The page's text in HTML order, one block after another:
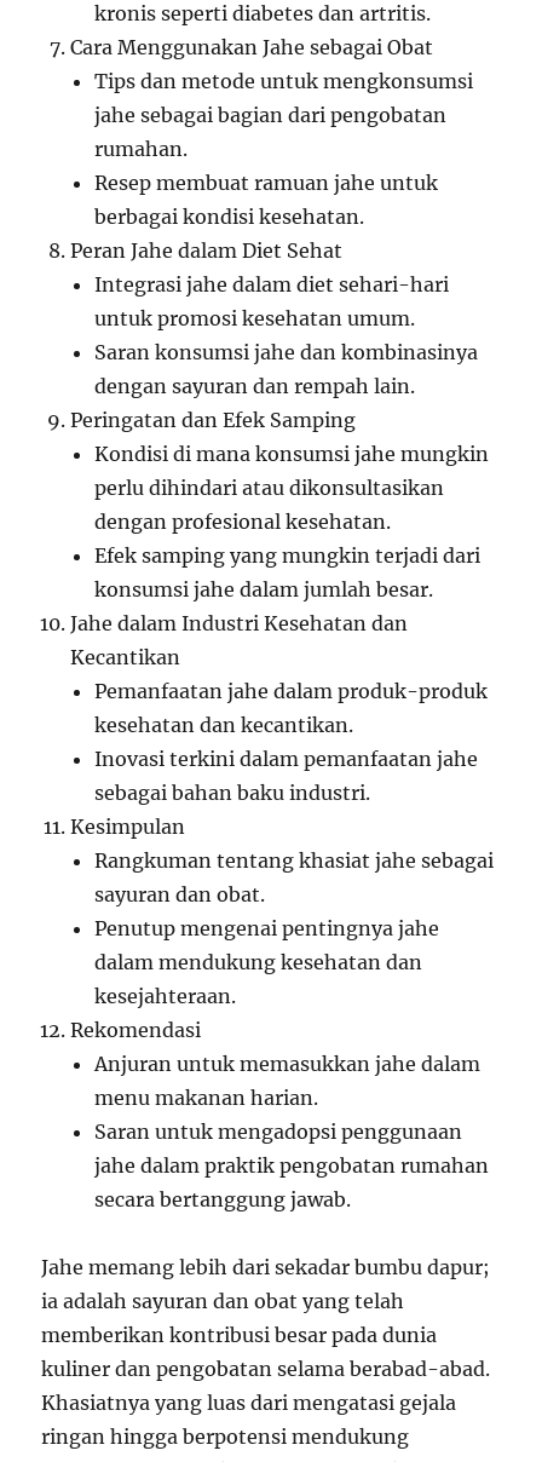
kronis seperti diabetes dan artritis.
Cara Menggunakan Jahe sebagai Obat
Tips dan metode untuk mengkonsumsi
jahe sebagai bagian dari pengobatan
rumahan.
Resep membuat ramuan jahe untuk
berbagai kondisi kesehatan.
Peran Jahe dalam Diet Sehat
Integrasi jahe dalam diet sehari-hari
untuk promosi kesehatan umum.
Saran konsumsi jahe dan kombinasinya
dengan sayuran dan rempah lain.
Peringatan dan Efek Samping
Kondisi di mana konsumsi jahe mungkin
perlu dihindari atau dikonsultasikan
dengan profesional kesehatan.
Efek samping yang mungkin terjadi dari
konsumsi jahe dalam jumlah besar.
Jahe dalam Industri Kesehatan dan
Kecantikan
Pemanfaatan jahe dalam produk-produk
kesehatan dan kecantikan.
Inovasi terkini dalam pemanfaatan jahe
sebagai bahan baku industri.
Kesimpulan
Rangkuman tentang khasiat jahe sebagai
sayuran dan obat.
Penutup mengenai pentingnya jahe
dalam mendukung kesehatan dan
kesejahteraan.
Rekomendasi
Anjuran untuk memasukkan jahe dalam
menu makanan harian.
Saran untuk mengadopsi penggunaan
jahe dalam praktik pengobatan rumahan
secara bertanggung jawab.
Jahe memang lebih dari sekadar bumbu dapur;
ia adalah sayuran dan obat yang telah
memberikan kontribusi besar pada dunia
kuliner dan pengobatan selama berabad-abad.
Khasiatnya yang luas dari mengatasi gejala
ringan hingga berpotensi mendukung